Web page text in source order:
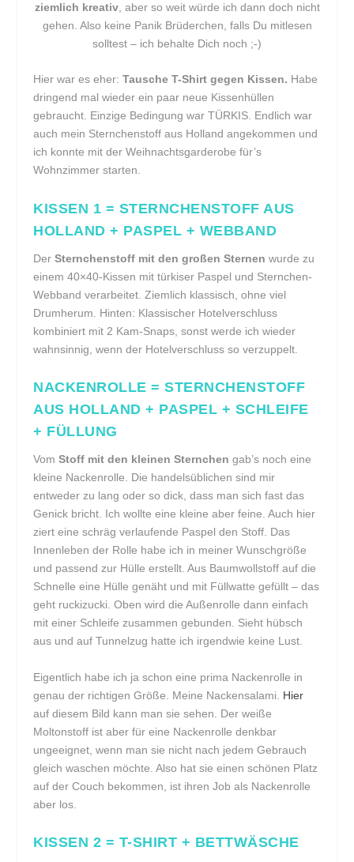
ziemlich kreativ, aber so weit würde ich dann doch nicht
gehen. Also keine Panik Brüderchen, falls Du mitlesen
solltest – ich behalte Dich noch ;-)
Hier war es eher:Tausche T-Shirt gegen Kissen. Habe
dringend mal wieder ein paar neue Kissenhüllen
gebraucht. Einzige Bedingung war TÜRKIS. Endlich war
auch mein Sternchenstoff aus Holland angekommen und
ich konnte mit der Weihnachtsgarderobe für’s
Wohnzimmer starten.
KISSEN 1 = STERNCHENSTOFF AUS
HOLLAND + PASPEL + WEBBAND
Der Sternchenstoff mit den großen Sternen wurde zu
einem 40×40-Kissen mit türkiser Paspel und Sternchen-
Webband verarbeitet. Ziemlich klassisch, ohne viel
Drumherum. Hinten: Klassischer Hotelverschluss
kombiniert mit 2 Kam-Snaps, sonst werde ich wieder
wahnsinnig, wenn der Hotelverschluss so verzuppelt.
NACKENROLLE = STERNCHENSTOFF
AUS HOLLAND + PASPEL + SCHLEIFE
+ FÜLLUNG
VomStoff mit den kleinen Sternchen gab’s noch eine
kleine Nackenrolle. Die handelsüblichen sind mir
entweder zu lang oder so dick, dass man sich fast das
Genick bricht. Ich wollte eine kleine aber feine. Auch hier
ziert eine schräg verlaufende Paspel den Stoff. Das
Innenleben der Rolle habe ich in meiner Wunschgröße
und passend zur Hülle erstellt. Aus Baumwollstoff auf die
Schnelle eine Hülle genäht und mit Füllwatte gefüllt – das
geht ruckizucki. Oben wird die Außenrolle dann einfach
mit einer Schleife zusammen gebunden. Sieht hübsch
aus und auf Tunnelzug hatte ich irgendwie keine Lust.
Eigentlich habe ich ja schon eine prima Nackenrolle in
genau der richtigen Größe. Meine Nackensalami. Hier
auf diesem Bild kann man sie sehen. Der weiße
Moltonstoff ist aber für eine Nackenrolle denkbar
ungeeignet, wenn man sie nicht nach jedem Gebrauch
gleich waschen möchte. Also hat sie einen schönen Platz
auf der Couch bekommen, ist ihren Job als Nackenrolle
aber los.
KISSEN 2 = T-SHIRT + BETTWÄSCHE